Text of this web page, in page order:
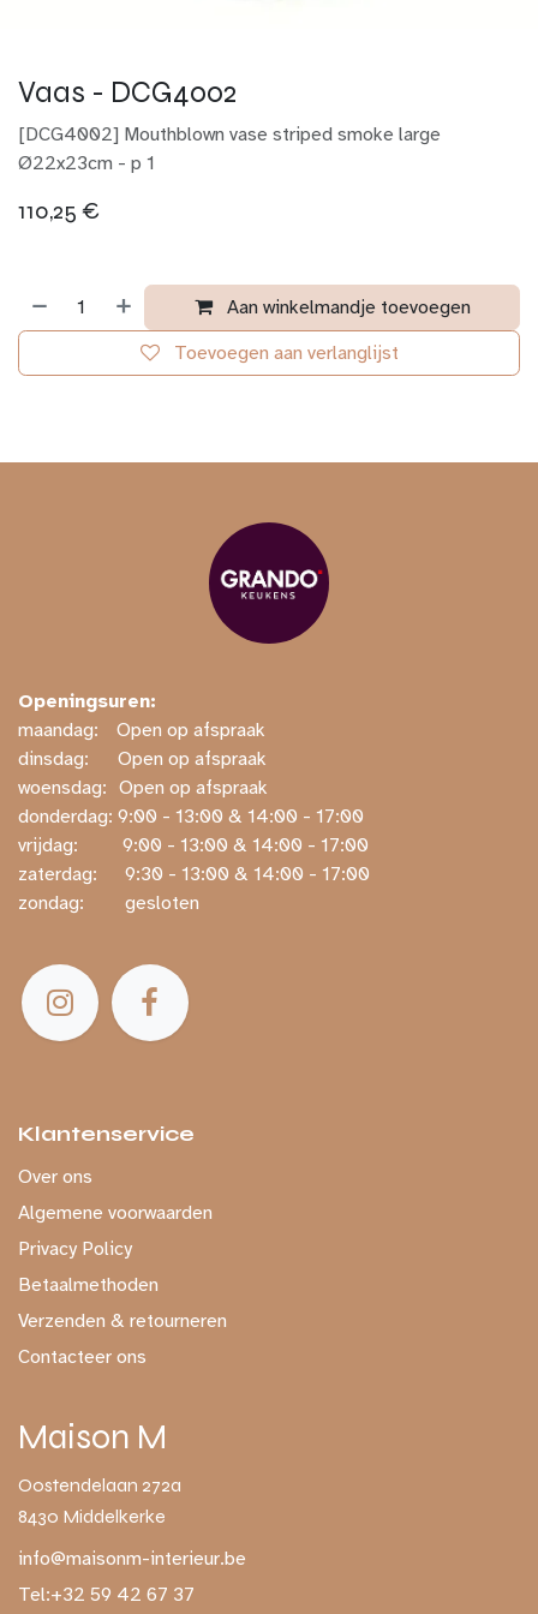
Vaas - DCG4002
[DCG4002] Mouthblown vase striped smoke large
Ø22x23cm - p 1
110,25 €
Aan winkelmandje toevoegen
Toevoegen aan verlanglijst
Openingsuren:
maandag:
​​Open op afspraak
dinsdag:
​Open op afspraak
woensdag: ​Open op afspraak
donderdag: ​9:00 - 13:00 & 14:00 - 17:00
vrijdag:
​ ​9:00 - 13:00 & 14:00 - 17:00
zaterdag:
​ ​9:30 - 13:00 & 14:00 - 17:00
zondag:
​ gesloten
Klantenservice
Over ons
Algemene voorwaarden
Privacy Policy
Betaalmethoden
Verzenden & retourneren
Contacteer ons
Maison M
Oostendelaan 272a
8430 Middelkerke
info@maisonm-interieur.be
Tel:+32 59 42 67 37